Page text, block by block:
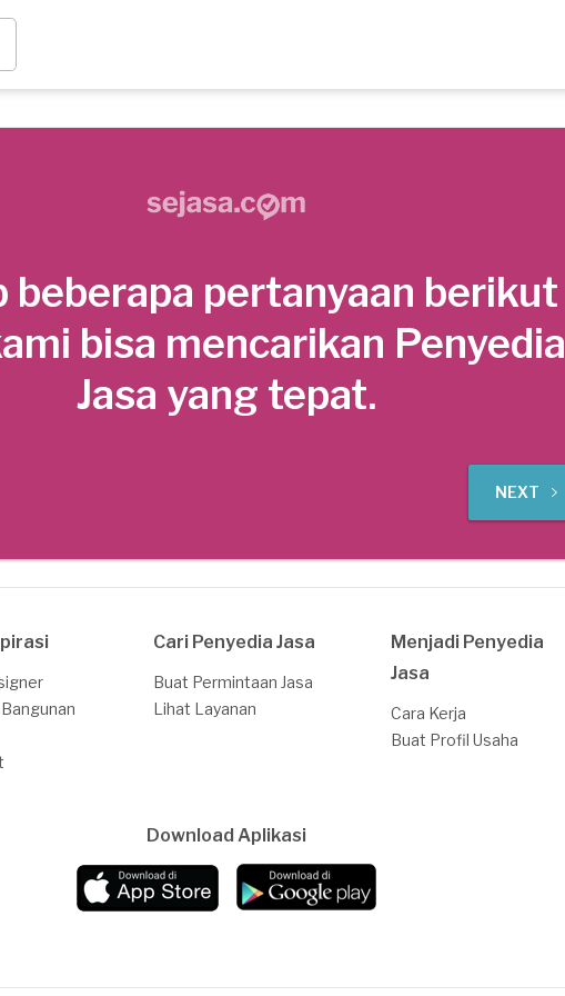
beberapa pertanyaan berikut
bisa mencarikan Penyedia
Jasa yang tepat.
NEXT
Cari Penyedia Jasa
Buat Permintaan Jasa
Lihat Layanan
Menjadi Penyedia
Jasa
Cara Kerja
Buat Profil Usaha
Download Aplikasi